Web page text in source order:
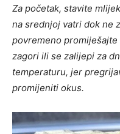
Za početak, stavite
na srednjoj vatri dok ne
povremeno
zagori ili se zalijepi za
temperaturu, jer
promijeniti okus.